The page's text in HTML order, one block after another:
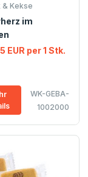
& Kekse
im
EUR per 1 Stk.
WK-GEBA-
1002000